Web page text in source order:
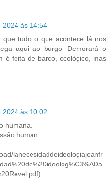
2024 às 14:54
que tudo o que acontece lá nos
aqui ao burgo. Demorará o
é feita de barco, ecológico, mas
2024 às 10:02
humana.
human
lanecesidaddeideologiajeanfr